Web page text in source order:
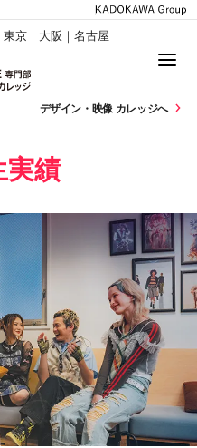
京｜大阪｜名古屋
デザイン・ 映像 カレッジへ
実績